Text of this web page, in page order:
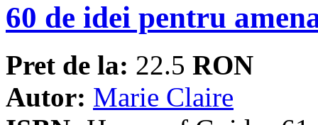
60 de idei pentru
Pret de la: 22.5 RON
Autor: Marie Claire